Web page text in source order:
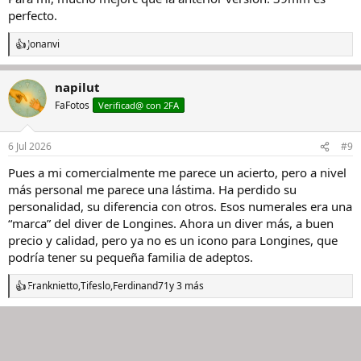
perfecto.
R
e
a
c
c
i
e
:
Jonanvi
napilut
FaFotos Verificad@ con 2FA
6 Jul 2026 #9
Pues a mi comercialmente me parece un acierto, pero a nivel
más personal me parece una lástima. Ha perdido su
personalidad, su diferencia con otros. Esos numerales era una
“marca” del diver de Longines. Ahora un diver más, a buen
precio y calidad, pero ya no es un icono para Longines, que
podría tener su pequeña familia de adeptos.
R
e
Franknietto,Tifeslo,Ferdinand71y 3 más